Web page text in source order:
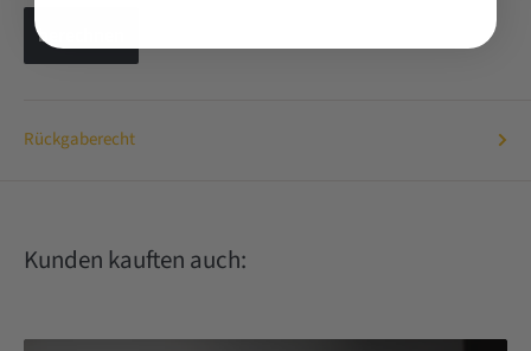
berechnen
Rückgaberecht
Kunden kauften auch: